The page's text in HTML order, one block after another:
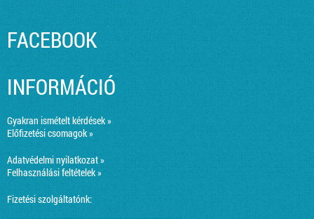
FACEBOOK
INFORMÁCIÓ
Gyakran ismételt kérdések »
Előfizetési csomagok »
Adatvédelmi nyilatkozat »
Felhasználási feltételek »
Fizetési szolgáltatónk: